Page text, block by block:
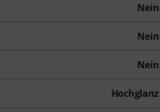
Nein
Nein
Nein
Hochglanz